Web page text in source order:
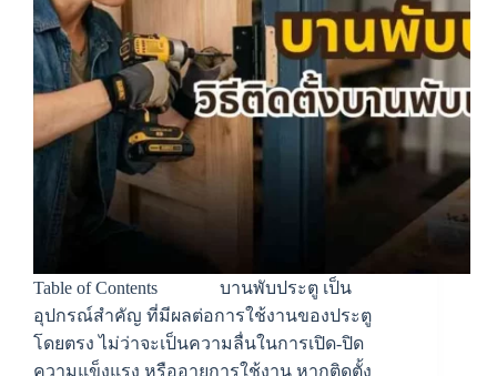
Table of Contents บานพับประตู เป็น
อุปกรณ์สำคัญ ที่มีผลต่อการใช้งานของประตู
โดยตรง ไม่ว่าจะเป็นความลื่นในการเปิด-ปิด
ความแข็งแรง หรืออายุการใช้งาน หากติดตั้ง